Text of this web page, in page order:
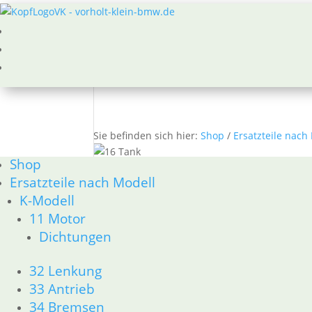
Shop
Ersatzteile nach Modell
K-Modell
11 Motor
Dichtungen
32 Lenkung
33 Antrieb
34 Bremsen
Sie befinden sich hier:Shop / Ersatzteile nach
16 Tank
1